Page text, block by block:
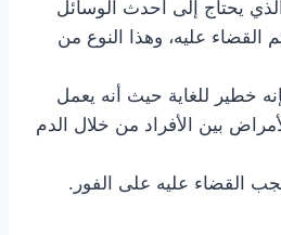
يحتاج إلى أحدث الوسائل
القضاء عليه، وهذا النوع من
خطير للغاية حيث أنه يعمل
بين الأفراد من خلال الدم
القضاء عليه على الفور.